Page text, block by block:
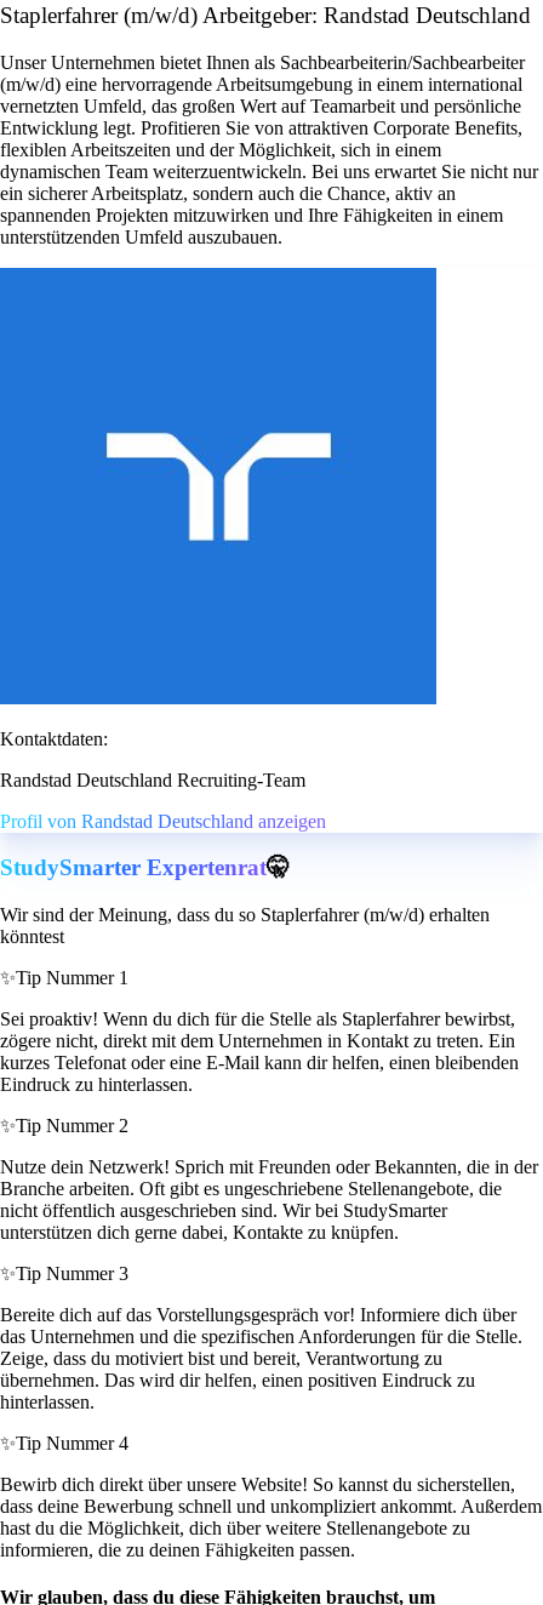
Staplerfahrer (m/w/d) Arbeitgeber: Randstad Deutschland
Unser Unternehmen bietet Ihnen als Sachbearbeiterin/Sachbearbeiter
(m/w/d) eine hervorragende Arbeitsumgebung in einem international
vernetzten Umfeld, das großen Wert auf Teamarbeit und persönliche
Entwicklung legt. Profitieren Sie von attraktiven Corporate Benefits,
flexiblen Arbeitszeiten und der Möglichkeit, sich in einem
dynamischen Team weiterzuentwickeln. Bei uns erwartet Sie nicht nur
ein sicherer Arbeitsplatz, sondern auch die Chance, aktiv an
spannenden Projekten mitzuwirken und Ihre Fähigkeiten in einem
unterstützenden Umfeld auszubauen.
Kontaktdaten:
Randstad Deutschland Recruiting-Team
Profil von Randstad Deutschland anzeigen
StudySmarter Expertenrat🤫
Wir sind der Meinung, dass du so Staplerfahrer (m/w/d) erhalten
könntest
✨Tip Nummer 1
Sei proaktiv! Wenn du dich für die Stelle als Staplerfahrer bewirbst,
zögere nicht, direkt mit dem Unternehmen in Kontakt zu treten. Ein
kurzes Telefonat oder eine E-Mail kann dir helfen, einen bleibenden
Eindruck zu hinterlassen.
✨Tip Nummer 2
Nutze dein Netzwerk! Sprich mit Freunden oder Bekannten, die in der
Branche arbeiten. Oft gibt es ungeschriebene Stellenangebote, die
nicht öffentlich ausgeschrieben sind. Wir bei StudySmarter
unterstützen dich gerne dabei, Kontakte zu knüpfen.
✨Tip Nummer 3
Bereite dich auf das Vorstellungsgespräch vor! Informiere dich über
das Unternehmen und die spezifischen Anforderungen für die Stelle.
Zeige, dass du motiviert bist und bereit, Verantwortung zu
übernehmen. Das wird dir helfen, einen positiven Eindruck zu
hinterlassen.
✨Tip Nummer 4
Bewirb dich direkt über unsere Website! So kannst du sicherstellen,
dass deine Bewerbung schnell und unkompliziert ankommt. Außerdem
hast du die Möglichkeit, dich über weitere Stellenangebote zu
informieren, die zu deinen Fähigkeiten passen.
Wir glauben, dass du diese Fähigkeiten brauchst, um